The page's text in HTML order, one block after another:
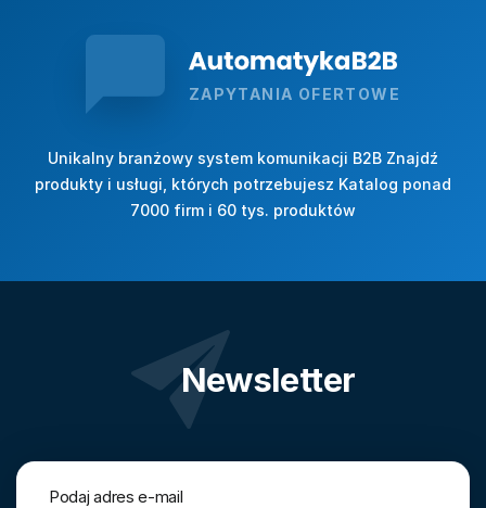
ZAPYTANIA OFERTOWE
Unikalny branżowy system komunikacji B2B Znajdź
produkty i usługi, których potrzebujesz Katalog ponad
7000 firm i 60 tys. produktów
Newsletter